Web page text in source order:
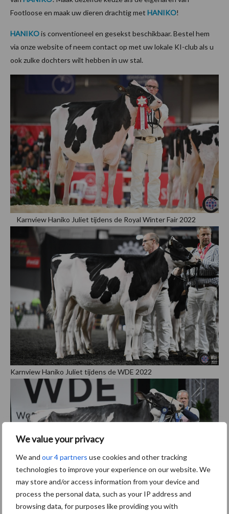
We value your privacy
We and our 4 partners use cookies and other tracking
technologies to improve your experience on our website. We
may store and/or access information from your device and
process the personal data, such as your IP address and
browsing data, for purposes like providing you with
Footloose en maak uw dieren drachtig met HANIKO!
HANIKOis conventioneel en gesekst beschikbaar. Bestel hem
via onze website of neem contact op met uw lokale KI-club als u
ook zulke dochters wilt hebben in uw stal.
Karnview Haniko Juliet tijdens de Royal Winter Fair 2022
Karnview Haniko Juliet tijdens de WDE 2022